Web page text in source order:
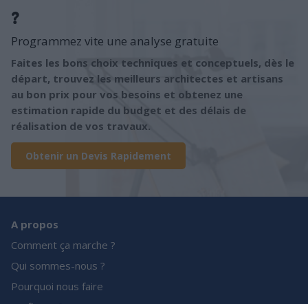
?
Programmez vite une analyse gratuite
Faites les bons choix techniques et conceptuels, dès le
départ, trouvez les meilleurs architectes et artisans
au bon prix pour vos besoins et obtenez une
estimation rapide du budget et des délais de
réalisation de vos travaux.
Obtenir un Devis Rapidement
A propos
Comment ça marche ?
Qui sommes-nous ?
Pourquoi nous faire